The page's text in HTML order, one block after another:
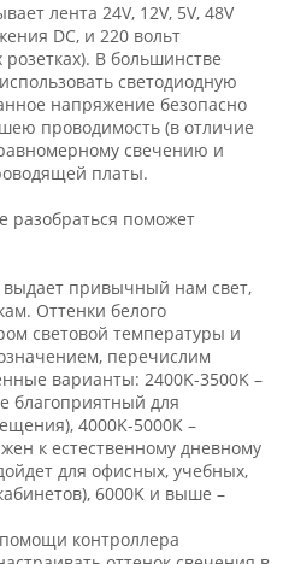
лента 24V, 12V, 5V, 48V
DC, и 220 вольт
В большинстве
светодиодную
напряжение безопасно
проводимость (в отличие
равномерному свечению и
платы.
разобраться поможет
выдает привычный нам свет,
Оттенки белого
световой температуры и
перечислим
варианты: 2400K-3500K –
благоприятный для
4000K-5000K –
к естественному дневному
для офисных, учебных,
6000K и выше –
контроллера